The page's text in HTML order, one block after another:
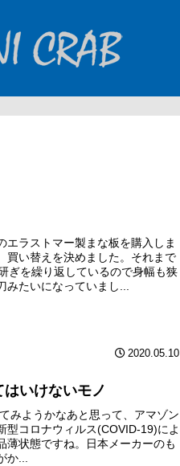
エラストマー製まな板を購入しま
買い替えを決めました。それまで
ぎを繰り返しているので身幅も狭
たいになっていまし...
2020.05.10
いけないモノ
みようかなあと思って、アマゾン
型コロナウィルス(COVID-19)によ
薄状態ですね。日本メーカーのも
か...